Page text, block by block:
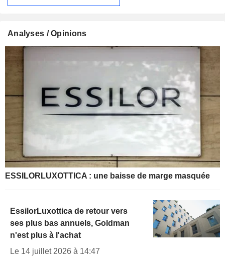
Analyses / Opinions
ESSILORLUXOTTICA : une baisse de marge masquée
EssilorLuxottica de retour vers
ses plus bas annuels, Goldman
n'est plus à l'achat
Le 14 juillet 2026 à 14:47